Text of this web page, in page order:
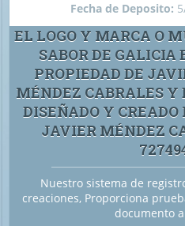
Fecha de Deposito:
EL LOGO Y MARCA O
SABOR DE GALICIA
PROPIEDAD DE
MÉNDEZ CABRALES Y
DISEÑADO Y CREADO
JAVIER MÉNDEZ
Nuestro sistema de
creaciones, Proporciona
documento